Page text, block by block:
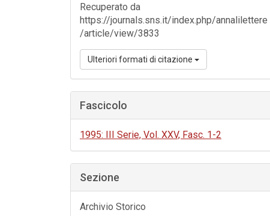
Recuperato da
https://journals.sns.it/index.php/annalilettere
/article/view/3833
Ulteriori formati di citazione
Fascicolo
1995: III Serie, Vol. XXV, Fasc. 1-2
Sezione
Archivio Storico